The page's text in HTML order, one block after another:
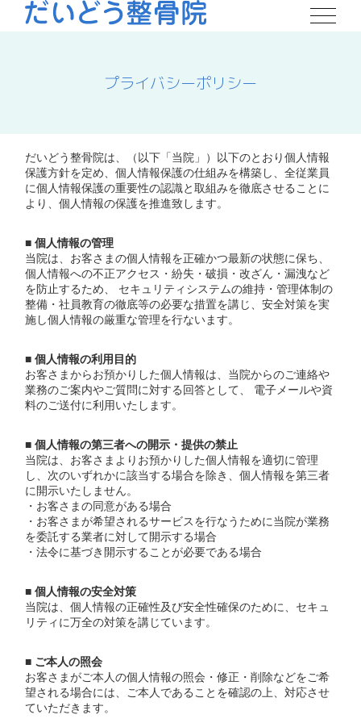
プライバシーポリシー
だいどう整骨院は、（以下「当院」）以下のとおり個人情報
保護方針を定め、個人情報保護の仕組みを構築し、全従業員
に個人情報保護の重要性の認識と取組みを徹底させることに
より、個人情報の保護を推進致します。
■ 個人情報の管理
当院は、お客さまの個人情報を正確かつ最新の状態に保ち、
個人情報への不正アクセス・紛失・破損・改ざん・漏洩など
を防止するため、 セキュリティシステムの維持・管理体制の
整備・社員教育の徹底等の必要な措置を講じ、安全対策を実
施し個人情報の厳重な管理を行ないます。
■ 個人情報の利用目的
お客さまからお預かりした個人情報は、当院からのご連絡や
業務のご案内やご質問に対する回答として、 電子メールや資
料のご送付に利用いたします。
■ 個人情報の第三者への開示・提供の禁止
当院は、お客さまよりお預かりした個人情報を適切に管理
し、次のいずれかに該当する場合を除き、個人情報を第三者
に開示いたしません。
・お客さまの同意がある場合
・お客さまが希望されるサービスを行なうために当院が業務
を委託する業者に対して開示する場合
・法令に基づき開示することが必要である場合
■ 個人情報の安全対策
当院は、個人情報の正確性及び安全性確保のために、セキュ
リティに万全の対策を講じています。
■ ご本人の照会
お客さまがご本人の個人情報の照会・修正・削除などをご希
望される場合には、ご本人であることを確認の上、対応させ
ていただきます。